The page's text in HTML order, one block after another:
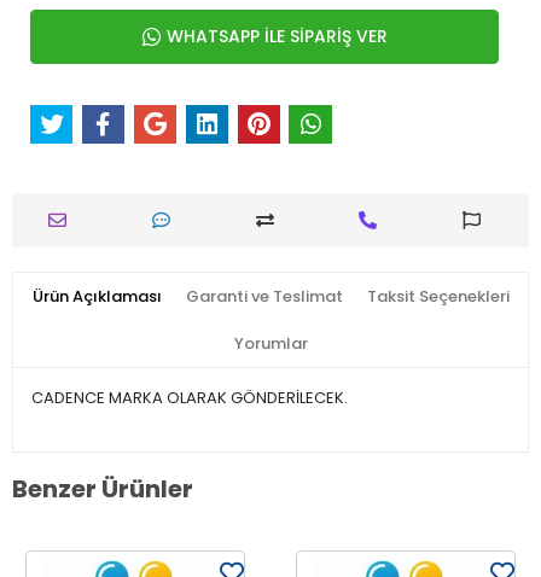
WHATSAPP İLE SİPARİŞ VER
Ürün Açıklaması Garanti ve Teslimat Taksit Seçenekleri
Yorumlar
CADENCE MARKA OLARAK GÖNDERİLECEK.
Benzer Ürünler